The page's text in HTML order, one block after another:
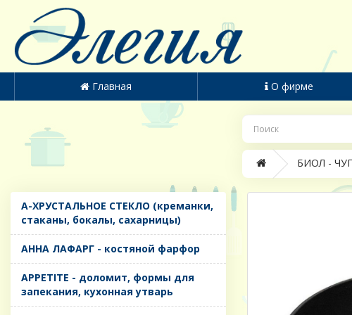
Главная О фирме
БИОЛ -
A-ХРУСТАЛЬНОЕ СТЕКЛО (креманки,
стаканы, бокалы, сахарницы)
AHHA ЛАФАРГ - костяной фарфор
APPETITE - доломит, формы для
запекания, кухонная утварь